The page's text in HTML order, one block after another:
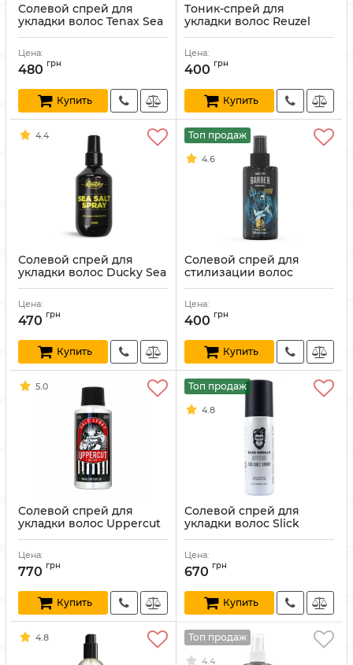
Солевой спрей для
укладки волос Tenax Sea
Артикул:
Цена:
480 грн
Купить
Tоник-спрей для
укладки волос Reuzel
Артикул:
Цена:
400 грн
Купить
4.4
Солевой спрей для
укладки волос Ducky Sea
Артикул:
Цена:
470 грн
Купить
Топ продаж
4.6
Солевой спрей для
стилизации волос
Артикул: 8691541006365
Цена:
400 грн
Купить
5.0
Солевой спрей для
укладки волос Uppercut
Артикул:
Цена:
770 грн
Купить
Топ продаж
4.8
Солевой спрей для
укладки волос Slick
Артикул:
Цена:
670 грн
Купить
4.8 Топ продаж
4.4